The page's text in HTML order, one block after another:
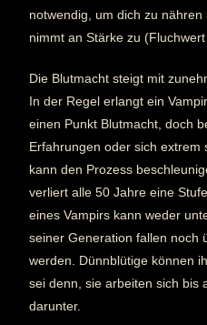
notwendig, um dich zu
nimmt an Stärke zu (Fluchwert
Die Blutmacht steigt mit
In der Regel erlangt ein
einen Punkt Blutmacht, doch
Erfahrungen oder sich extrem
kann den Prozess
verliert alle 50 Jahre eine
eines Vampirs kann weder
seiner Generation fallen noch
werden. Dünnblütige können
sei denn, sie arbeiten sich bis
darunter.